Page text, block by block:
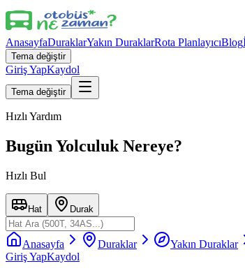
AnasayfaDuraklarYakın DuraklarRota PlanlayıcıBlog
Tema değiştir
Giriş YapKaydol
Tema değiştir
Hızlı Yardım
Bugün Yolculuk Nereye?
Hızlı Bul
Hat Durak
Anasayfa Duraklar Yakın Duraklar
Giriş YapKaydol